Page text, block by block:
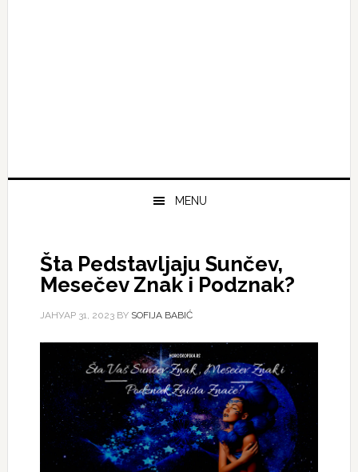
MENU
Šta Pedstavljaju Sunčev,
Mesečev Znak i Podznak?
ЈАНУАР 31, 2023BY SOFIJA BABIĆ